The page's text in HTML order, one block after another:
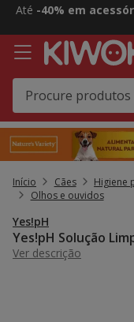
2
3,
mensagem,
Até -40% em
Início Cães Higiene
Olhos e ouvidos
Yes!pH
Yes!pH Solução
Ver descrição